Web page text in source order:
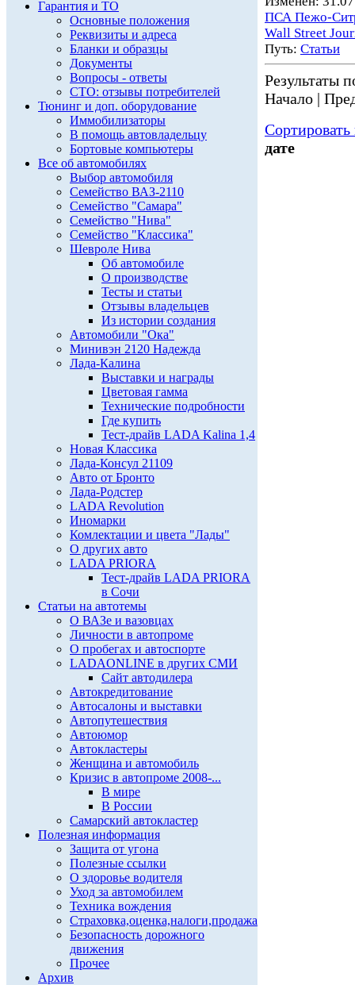
Гарантия и ТО
Основные положения
Реквизиты и адреса
Бланки и образцы
Документы
Вопросы - ответы
СТО: отзывы потребителей
Тюнинг и доп. оборудование
Иммобилизаторы
В помощь автовладельцу
Бортовые компьютеры
Все об автомобилях
Выбор автомобиля
Семейство ВАЗ-2110
Семейство "Самара"
Семейство "Нива"
Семейство "Классика"
Шевроле Нива
Об автомобиле
О производстве
Тесты и статьи
Отзывы владельцев
Из истории создания
Автомобили "Ока"
Минивэн 2120 Надежда
Лада-Калина
Выставки и награды
Цветовая гамма
Технические подробности
Где купить
Тест-драйв LADA Kalina 1,4
Новая Классика
Лада-Консул 21109
Авто от Бронто
Лада-Родстер
LADA Revolution
Иномарки
Комлектации и цвета "Лады"
О других авто
LADA PRIORA
Тест-драйв LADA PRIORA
в Сочи
Статьи на автотемы
О ВАЗе и вазовцах
Личности в автопроме
О пробегах и автоспорте
LADAONLINE в других СМИ
Сайт автодилера
Автокредитование
Автосалоны и выставки
Автопутешествия
Автоюмор
Автокластеры
Женщина и автомобиль
Кризис в автопроме 2008-...
В мире
В России
Самарский автокластер
Полезная информация
Защита от угона
Полезные ссылки
О здоровье водителя
Уход за автомобилем
Техника вождения
Страховка,оценка,налоги,продажа
Безопасность дорожного
движения
Прочее
Архив
ПСА Пежо-
Wall Street
Путь: Статьи
Результаты
Начало |
дате